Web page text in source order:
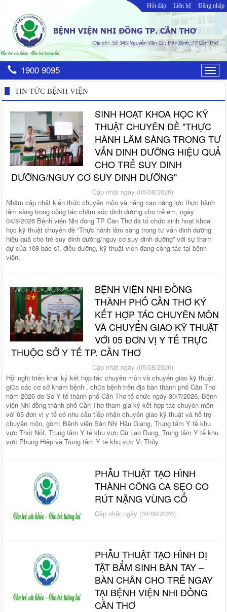
Hỏi đáp Liên hệ Đăng nhập
1900 9095
TIN TỨC BỆNH VIỆN
SINH HOẠT KHOA HỌC KỸ
THUẬT CHUYÊN ĐỀ "THỰC
HÀNH LÂM SÀNG TRONG TƯ
VẤN DINH DƯỠNG HIỆU QUẢ
CHO TRẺ SUY DINH
DƯỠNG/NGUY CƠ SUY DINH DƯỠNG"
Cập nhật ngày (05/08/2026)
Nhằm cập nhật kiến thức chuyên môn và nâng cao năng lực thực hành
lâm sàng trong công tác chăm sóc dinh dưỡng cho trẻ em, ngày
04/8/2026 Bệnh viện Nhi đồng TP Cần Thơ đã tổ chức sinh hoạt khoa
học kỹ thuật chuyên đề “Thực hành lâm sàng trong tư vấn dinh dưỡng
hiệu quả cho trẻ suy dinh dưỡng/nguy cơ suy dinh dưỡng” với sự tham
dự của 108 bác sĩ, điều dưỡng, kỹ thuật viên đang công tác tại bệnh
viện.
BỆNH VIỆN NHI ĐỒNG
THÀNH PHỐ CẦN THƠ KÝ
KẾT HỢP TÁC CHUYÊN MÔN
VÀ CHUYỂN GIAO KỸ THUẬT
VỚI 05 ĐƠN VỊ Y TẾ TRỰC
THUỘC SỞ Y TẾ TP. CẦN THƠ
Cập nhật ngày (05/08/2026)
Hội nghị triển khai ký kết hợp tác chuyên môn và chuyển giao kỹ thuật
giữa các cơ sở khám bệnh , chữa bệnh trên địa bàn thành phố Cần Thơ
năm 2026 do Sở Y tế thành phố Cần Thơ tổ chức ngày 30/7/2026, Bệnh
viện Nhi đồng thành phố Cần Thơ tham gia ký kết hợp tác chuyên môn
với 05 đơn vị y tế có nhu cầu tiếp nhận chuyển giao kỹ thuật và hỗ trợ
chuyên môn, gồm: Bệnh viện Sản Nhi Hậu Giang, Trung tâm Y tế khu
vực Thốt Nốt, Trung tâm Y tế khu vực Cù Lao Dung, Trung tâm Y tế khu
vực Phụng Hiệp và Trung tâm Y tế khu vực Vị Thủy.
PHẪU THUẬT TẠO HÌNH
THÀNH CÔNG CA SẸO CO
RÚT NẶNG VÙNG CỔ
Cập nhật ngày (04/08/2026)
PHẪU THUẬT TẠO HÌNH DỊ
TẬT BẨM SINH BÀN TAY –
BÀN CHÂN CHO TRẺ NGAY
TẠI BỆNH VIỆN NHI ĐỒNG
CẦN THƠ